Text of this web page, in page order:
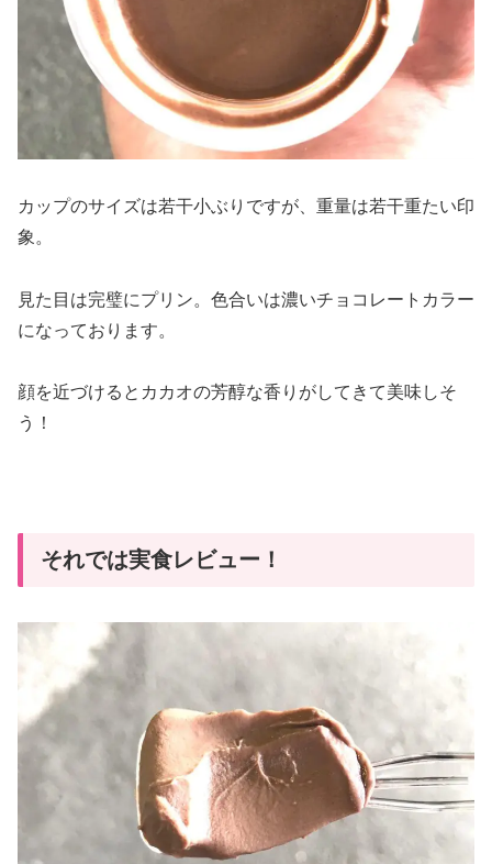
カップのサイズは若干小ぶりですが、重量は若干重たい印
象。
見た目は完璧にプリン。色合いは濃いチョコレートカラー
になっております。
顔を近づけるとカカオの芳醇な香りがしてきて美味しそ
う！
それでは実食レビュー！